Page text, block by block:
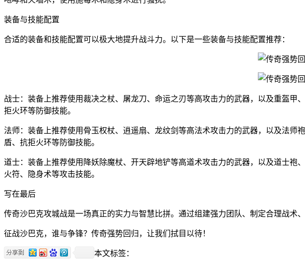
装备与技能配置
合适的装备和技能配置可以极大地提升战斗力。以下是一些装备与技能配置推荐：
战士：装备上推荐使用裁决之杖、屠龙刀、命运之刃等高攻击力的武器，以及重盔
拒火环等防御技能。
法师：装备上推荐使用骨玉权杖、逍遥扇、龙纹剑等高法术攻击力的武器，以及法
盾、抗拒火环等防御技能。
道士：装备上推荐使用降妖除魔杖、开天辟地铲等高道术攻击力的武器，以及道士
火符、隐身术等攻击技能。
写在最后
传奇沙巴克攻城战是一场真正的实力与智慧比拼。通过组建强力团队、制定合理战术
征战沙巴克，谁与争锋？传奇强势回归，让我们拭目以待！
本文标签：